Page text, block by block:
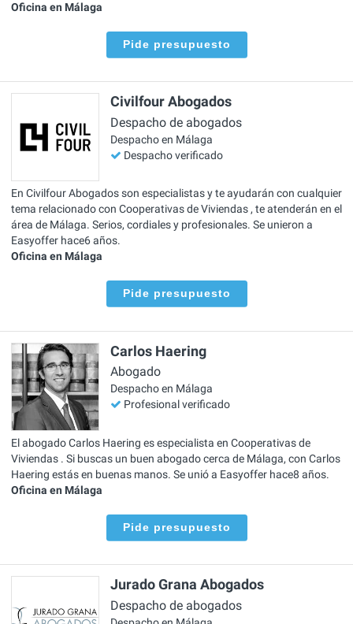
Oficina en Málaga
Pide presupuesto
Civilfour Abogados
Despacho de abogados
Despacho en Málaga
Despacho verificado
En Civilfour Abogados son especialistas y te ayudarán con cualquier
tema relacionado con Cooperativas de Viviendas , te atenderán en el
área de Málaga. Serios, cordiales y profesionales. Se unieron a
Easyoffer hace6 años.
Oficina en Málaga
Pide presupuesto
Carlos Haering
Abogado
Despacho en Málaga
Profesional verificado
El abogado Carlos Haering es especialista en Cooperativas de
Viviendas . Si buscas un buen abogado cerca de Málaga, con Carlos
Haering estás en buenas manos. Se unió a Easyoffer hace8 años.
Oficina en Málaga
Pide presupuesto
Jurado Grana Abogados
Despacho de abogados